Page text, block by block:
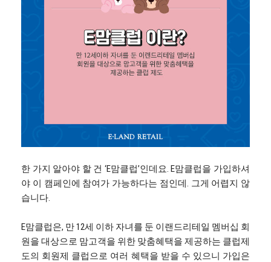
한 가지 알아야 할 건 ‘E맘클럽’인데요. E맘클럽을 가입하셔
야 이 캠페인에 참여가 가능하다는 점인데. 그게 어렵지 않
습니다.
E맘클럽은, 만 12세 이하 자녀를 둔 이랜드리테일 멤버십 회
원을 대상으로 맘고객을 위한 맞춤혜택을 제공하는 클럽제
도의 회원제 클럽으로 여러 혜택을 받을 수 있으니 가입은